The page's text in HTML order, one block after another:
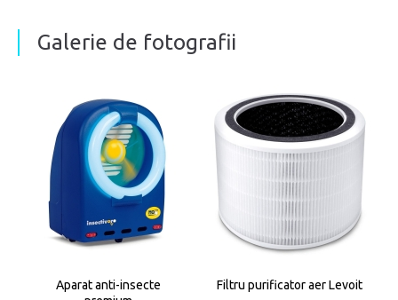
Galerie de fotografii
Aparat anti-insecte
Filtru purificator aer Levoit